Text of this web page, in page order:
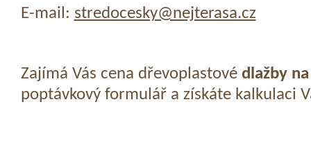
E-mail: stredocesky@nejterasa.cz
Zajímá Vás cena dřevoplastové dlažby
poptávkový formulář a získáte kalkulaci